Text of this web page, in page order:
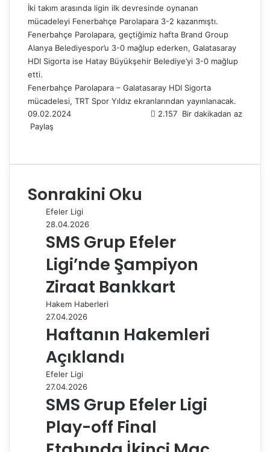
İki takım arasında ligin ilk devresinde oynanan
mücadeleyi Fenerbahçe Parolapara 3-2 kazanmıştı.
Fenerbahçe Parolapara, geçtiğimiz hafta Brand Group
Alanya Belediyespor’u 3-0 mağlup ederken, Galatasaray
HDI Sigorta ise Hatay Büyükşehir Belediye’yi 3-0 mağlup
etti.
Fenerbahçe Parolapara – Galatasaray HDI Sigorta
mücadelesi, TRT Spor Yıldız ekranlarından yayınlanacak.
09.02.2024
2.157 Bir dakikadan az
Paylaş
c
b
o
n
e
d
m
r
n
e
r
d
i
t
a
s
A
p
p
l
g
r
a
m
P
s
t
a
i
l
y
l
a
z
ı
r
Sonrakini Oku
Efeler Ligi
28.04.2026
SMS Grup Efeler
Ligi’nde Şampiyon
Ziraat Bankkart
Hakem Haberleri
27.04.2026
Haftanın Hakemleri
Açıklandı
Efeler Ligi
27.04.2026
SMS Grup Efeler Ligi
Play-off Final